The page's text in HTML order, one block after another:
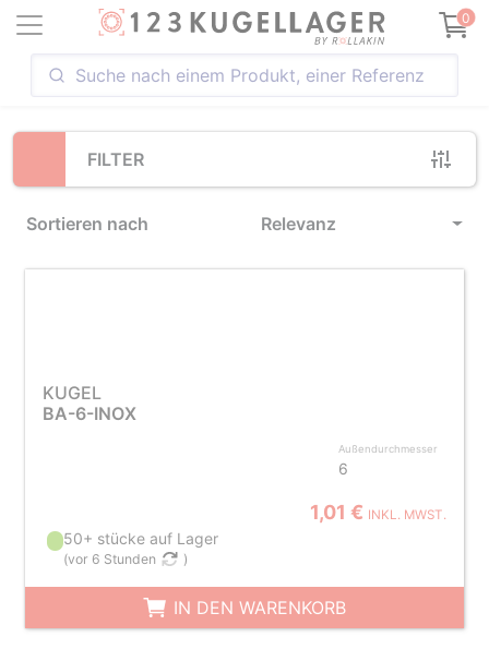
0
FILTER
Sortieren nach Relevanz
Loading...
KUGEL
BA-6-INOX
Außendurchmesser
6
1,01 € INKL. MWST.
50+ stücke auf Lager
(vor 6 Stunden )
IN DEN WARENKORB